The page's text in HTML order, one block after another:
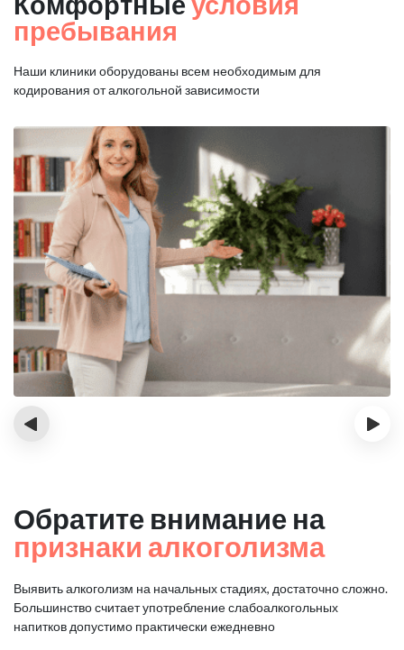
пребывания
Наши клиники оборудованы всем необходимым для
кодирования от алкогольной зависимости
‹ ›
Обратите внимание на
признаки алкоголизма
Выявить алкоголизм на начальных стадиях, достаточно сложно.
Большинство считает употребление слабоалкогольных
напитков допустимо практически ежедневно